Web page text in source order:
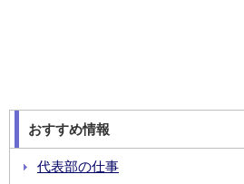
おすすめ情報
代表部の仕事